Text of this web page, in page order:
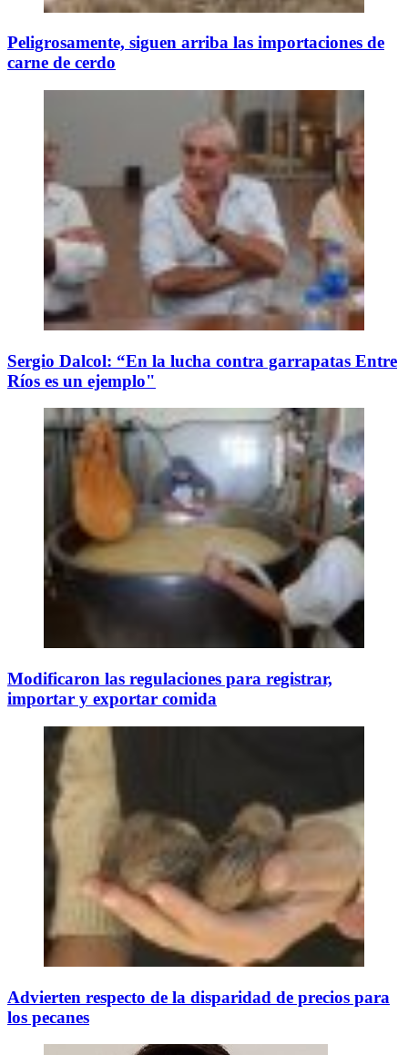
Peligrosamente, siguen arriba las importaciones de
carne de cerdo
Sergio Dalcol: “En la lucha contra garrapatas Entre
Ríos es un ejemplo"
Modificaron las regulaciones para registrar,
importar y exportar comida
Advierten respecto de la disparidad de precios para
los pecanes